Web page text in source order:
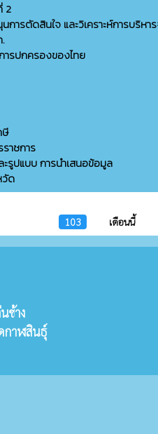
2
ารตัดสินใจ และวิเคราะห์การบริห
ารปกครองของไทย
ษี
าชการ
ปแบบ การนำเสนอข้อมูล
วัด
103 เดือนนี้
ช้าง
กาฬสินธุ์